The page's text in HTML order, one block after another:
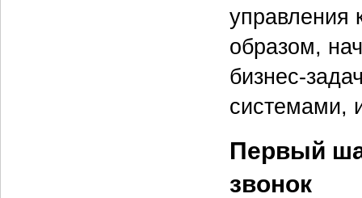
управления
образом,
бизнес-
системами,
Первый
звонок